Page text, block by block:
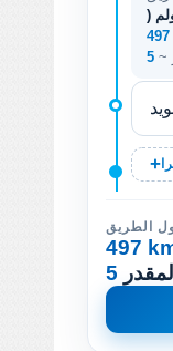
(
~
الطريق
497
المقدر